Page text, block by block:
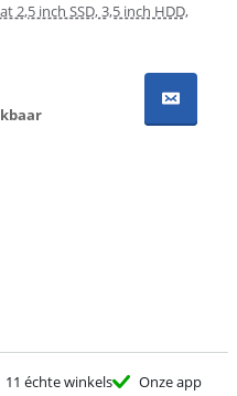
2,5 inch SSD, 3,5 inch HDD,
11 échte winkels Onze app